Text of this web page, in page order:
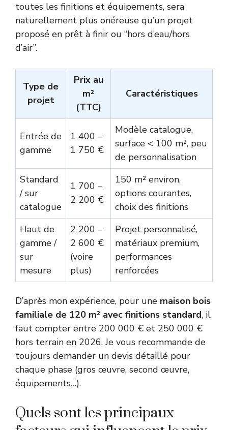
toutes les finitions et équipements, sera
naturellement plus onéreuse qu’un projet
proposé en prêt à finir ou “hors d’eau/hors
d’air”.
Type de
projet
Prix au
m²
(TTC)
Caractéristiques
Entrée de
gamme
1 400 –
1 750 €
Modèle catalogue,
surface < 100 m², peu
de personnalisation
Standard
/ sur
catalogue
1 700 –
2 200 €
150 m² environ,
options courantes,
choix des finitions
Haut de
gamme /
sur
mesure
2 200 –
2 600 €
(voire
plus)
Projet personnalisé,
matériaux premium,
performances
renforcées
D’après mon expérience, pour une maison bois
familiale de 120 m² avec finitions standard, il
faut compter entre 200 000 € et 250 000 €
hors terrain en 2026. Je vous recommande de
toujours demander un devis détaillé pour
chaque phase (gros œuvre, second œuvre,
équipements…).
Quels sont les principaux